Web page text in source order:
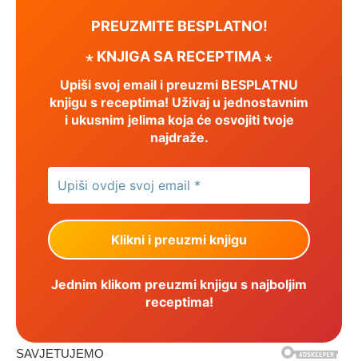
PREUZMITE BESPLATNO!
⋆ KNJIGA SA RECEPTIMA ⋆
Upiši svoj email i preuzmi BESPLATNU
knjigu s receptima! Uživaj u jednostavnim
i ukusnim jelima koja će osvojiti tvoje
najdraže.
Jednim klikom preuzmi knjigu s najboljim
receptima!